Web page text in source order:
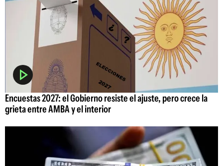
Encuestas 2027: el Gobierno resiste el ajuste, pero crece la
grieta entre AMBA y el interior